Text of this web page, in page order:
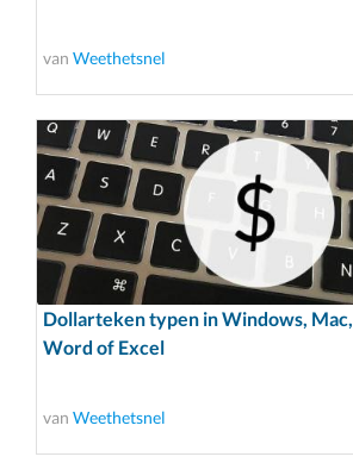
van Weethetsnel
Dollarteken typen in Windows, Mac,
Word of Excel
van Weethetsnel